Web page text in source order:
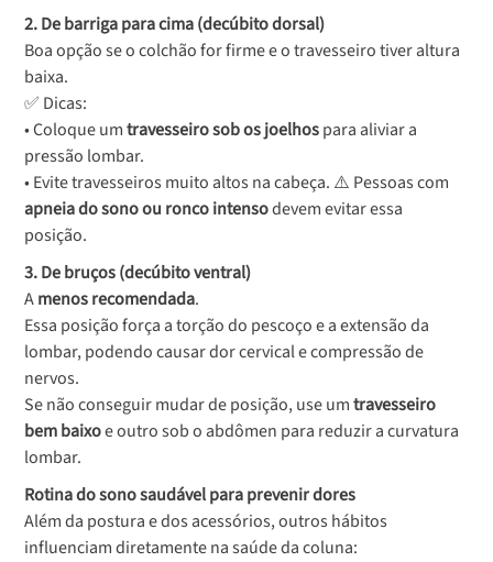
2. De barriga para cima (decúbito dorsal)
Boa opção se o colchão for firme e o travesseiro tiver altura
baixa.
✅ Dicas:
• Coloque umtravesseiro sob os joelhospara aliviar a
pressão lombar.
• Evite travesseiros muito altos na cabeça. ⚠️ Pessoas com
apneia do sono ou ronco intensodevem evitar essa
posição.
3. De bruços (decúbito ventral)
Amenos recomendada.
Essa posição força a torção do pescoço e a extensão da
lombar, podendo causar dor cervical e compressão de
nervos.
Se não conseguir mudar de posição, use umtravesseiro
bem baixoe outro sob o abdômen para reduzir a curvatura
lombar.
Rotina do sono saudável para prevenir dores
Além da postura e dos acessórios, outros hábitos
influenciam diretamente na saúde da coluna: